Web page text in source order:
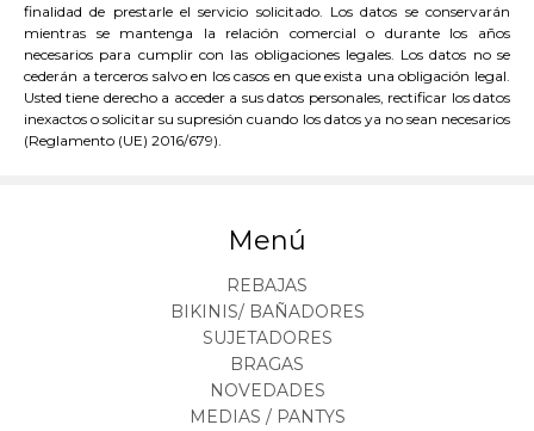
finalidad de prestarle el servicio solicitado. Los datos se conservarán
mientras se mantenga la relación comercial o durante los años
necesarios para cumplir con las obligaciones legales. Los datos no se
cederán a terceros salvo en los casos en que exista una obligación legal.
Usted tiene derecho a acceder a sus datos personales, rectificar los datos
inexactos o solicitar su supresión cuando los datos ya no sean necesarios
(Reglamento (UE) 2016/679).
Menú
REBAJAS
BIKINIS/ BAÑADORES
SUJETADORES
BRAGAS
NOVEDADES
MEDIAS / PANTYS